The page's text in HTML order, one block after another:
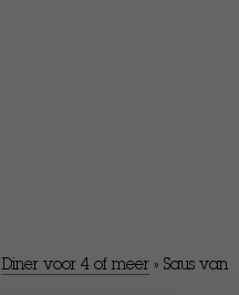
Diner voor 4 of meer » Saus van